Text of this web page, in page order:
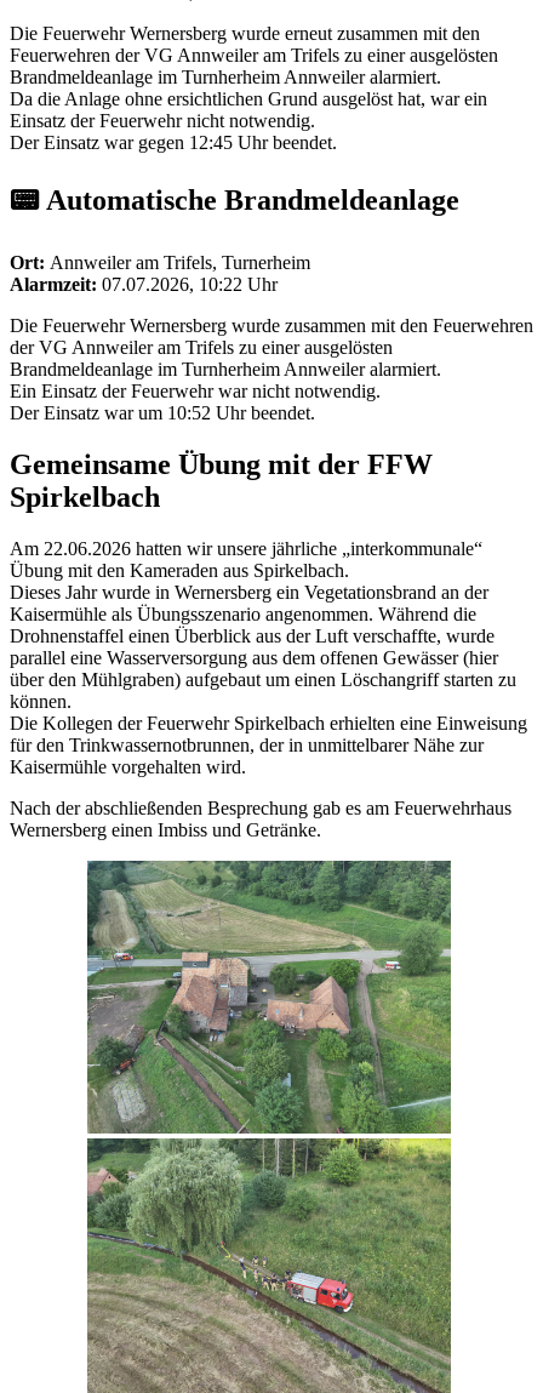
Die Feuerwehr Wernersberg wurde erneut zusammen mit den
Feuerwehren der VG Annweiler am Trifels zu einer ausgelösten
Brandmeldeanlage im Turnherheim Annweiler alarmiert.
Da die Anlage ohne ersichtlichen Grund ausgelöst hat, war ein
Einsatz der Feuerwehr nicht notwendig.
Der Einsatz war gegen 12:45 Uhr beendet.
📟 Automatische Brandmeldeanlage
Ort: Annweiler am Trifels, Turnerheim
Alarmzeit: 07.07.2026, 10:22 Uhr
Die Feuerwehr Wernersberg wurde zusammen mit den Feuerwehren
der VG Annweiler am Trifels zu einer ausgelösten
Brandmeldeanlage im Turnherheim Annweiler alarmiert.
Ein Einsatz der Feuerwehr war nicht notwendig.
Der Einsatz war um 10:52 Uhr beendet.
Gemeinsame Übung mit der FFW
Spirkelbach
Am 22.06.2026 hatten wir unsere jährliche „interkommunale“
Übung mit den Kameraden aus Spirkelbach.
Dieses Jahr wurde in Wernersberg ein Vegetationsbrand an der
Kaisermühle als Übungsszenario angenommen. Während die
Drohnenstaffel einen Überblick aus der Luft verschaffte, wurde
parallel eine Wasserversorgung aus dem offenen Gewässer (hier
über den Mühlgraben) aufgebaut um einen Löschangriff starten zu
können.
Die Kollegen der Feuerwehr Spirkelbach erhielten eine Einweisung
für den Trinkwassernotbrunnen, der in unmittelbarer Nähe zur
Kaisermühle vorgehalten wird.
Nach der abschließenden Besprechung gab es am Feuerwehrhaus
Wernersberg einen Imbiss und Getränke.